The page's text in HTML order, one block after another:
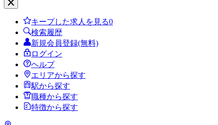
キープした求人を見る0
検索履歴
新規会員登録(無料)
ログイン
ヘルプ
エリアから探す
駅から探す
職種から探す
特徴から探す